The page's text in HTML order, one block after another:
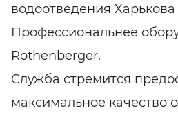
водоотведения Харькова
Профессиональнее
Rothenberger.
Служба стремится
максимальное качество